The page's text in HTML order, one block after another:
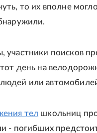
то их вполне
участники поисков
тот день на
или
тел школьниц
- погибших